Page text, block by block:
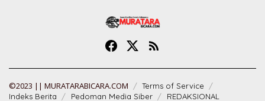
©2023 || MURATARABICARA.COM
Terms of Service
Indeks Berita
Pedoman Media Siber REDAKSIONAL